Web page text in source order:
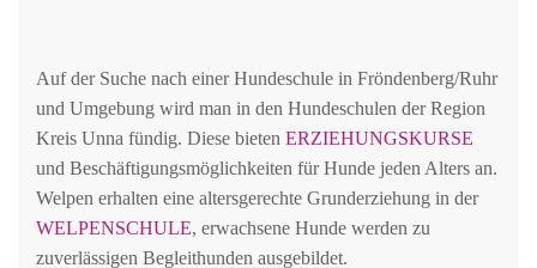
Auf der Suche nach einer Hundeschule in Fröndenberg/Ruhr
und Umgebung wird man in den Hundeschulen der Region
Kreis Unna fündig. Diese bieten ERZIEHUNGSKURSE
und Beschäftigungsmöglichkeiten für Hunde jeden Alters an.
Welpen erhalten eine altersgerechte Grunderziehung in der
WELPENSCHULE, erwachsene Hunde werden zu
zuverlässigen Begleithunden ausgebildet.